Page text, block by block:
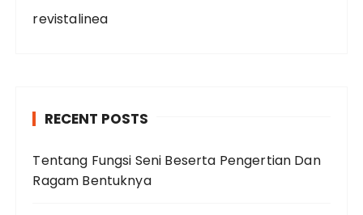
revistalinea
RECENT POSTS
Tentang Fungsi Seni Beserta Pengertian Dan
Ragam Bentuknya